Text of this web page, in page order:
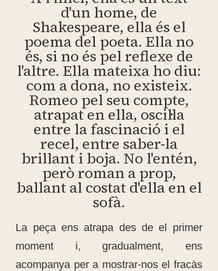
d'un home, de
Shakespeare, ella és el
poema del poeta. Ella no
és, si no és pel reflexe de
l'altre. Ella mateixa ho diu:
com a dona, no existeix.
Romeo pel seu compte,
atrapat en ella, oscil·la
entre la fascinació i el
recel, entre saber-la
brillant i boja. No l'entén,
però roman a prop,
ballant al costat d'ella en el
sofà.
La peça ens atrapa des de el primer
moment i, gradualment, ens
acompanya per a mostrar-nos el fracàs